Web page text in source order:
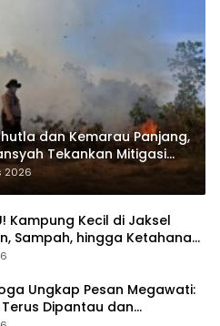
dan Kemarau Panjang,
Tekankan Mitigasi
2026
Kampung Kecil di Jaksel
Sampah, hingga Ketahanan
Sistem
Ungkap Pesan Megawati:
Dipantau dan